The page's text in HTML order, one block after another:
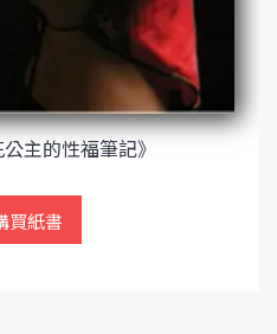
主的性福筆記》
買紙書